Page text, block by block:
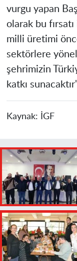
vurgu yapan
olarak bu
milli üretimi
sektörlere
şehrimizin
katkı
Kaynak: İGF